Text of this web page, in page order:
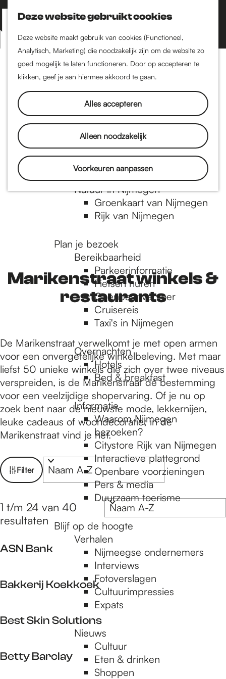
Deze website gebruikt cookies
Deze website maakt gebruik van cookies (Functioneel,
Analytisch, Marketing) die noodzakelijk zijn om de website zo
goed mogelijk te laten functioneren. Door op accepteren te
klikken, geef je aan hiermee akkoord te gaan.
Alles accepteren
Alleen noodzakelijk
Voorkeuren aanpassen
Z
o
e
k
e
K
a
a
r
t
M
e
n
Nijmegen-Nieuw-West
Dukenburg
Lindenholt
Historie
De oudste stad van
Nederland
Historische tijdlijn
Romeinse Limes
Vrede van Nijmegen
Penning
Natuur in Nijmegen
Groenkaart van Nijmegen
Rijk van Nijmegen
Plan je bezoek
Bereikbaarheid
Parkeerinformatie
Fietsen huren
Openbaar vervoer
Cruisereis
Taxi's in Nijmegen
Overnachten
Hotels
Bed & breakfast
Informatie
Waarom Nijmegen
bezoeken?
Citystore Rijk van Nijmegen
Interactieve plattegrond
Openbare voorzieningen
Pers & media
Duurzaam toerisme
Blijf op de hoogte
Verhalen
Nijmeegse ondernemers
Interviews
Fotoverslagen
Cultuurimpressies
Expats
Nieuws
Cultuur
Eten & drinken
Shoppen
Marikenstraat winkels &
restaurants
De Marikenstraat verwelkomt je met open armen
voor een onvergetelijke winkelbeleving. Met maar
liefst 50 unieke winkels die zich over twee niveaus
verspreiden, is de Marikenstraat dé bestemming
voor een veelzijdige shopervaring. Of je nu op
zoek bent naar de nieuwste mode, lekkernijen,
leuke cadeaus of woondecoratie; in de
Marikenstraat vind je het.
W
a
z
o
e
k
e
Filter
S
o
t
e
e
o
:
1 t/m 24 van 40
resultaten
S
o
t
e
r
:
ASN Bank
S
B
k
Bakkerij Koekkoek
a
k
Best Skin Solutions
e
Betty Barclay